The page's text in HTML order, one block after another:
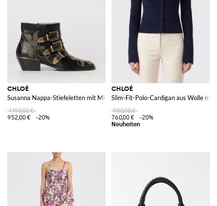
CHLOÉ
Susanna Nappa-Stiefeletten mit Mikro-Nieten
1.190,00 €
952,00 €
-20%
CHLOÉ
Slim-Fit-Polo-Cardigan aus Wolle
950,00 €
760,00 €
-20%